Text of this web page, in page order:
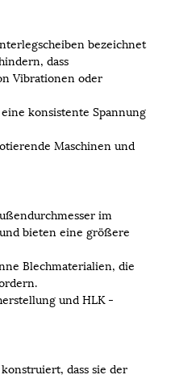
bezeichnet
dass
Vibrationen oder
konsistente Spannung
Maschinen und
im
bieten eine größere
Blechmaterialien, die
und HLK -
dass sie der